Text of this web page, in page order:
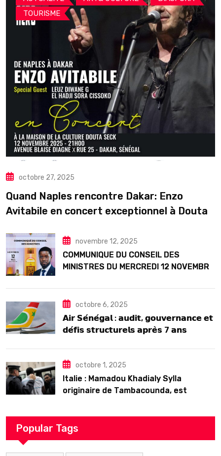
TOURISME
octobre 27, 2025
Quand Naples rencontre Dakar: Enzo
Avitabile en concert exceptionnel à Douta
novembre 12, 2025
COMMUNIQUE DU CONSEIL DES
MINISTRES DU MERCREDI 12 NOVEMBRE
octobre 6, 2025
𝗔𝗶𝗿 𝗦𝗲́𝗻𝗲́𝗴𝗮𝗹 : 𝗮𝘂𝗱𝗶𝘁, 𝗴𝗼𝘂𝘃𝗲𝗿𝗻𝗮𝗻𝗰𝗲 𝗲𝘁
𝗱𝗲́𝗳𝗶𝘀 𝘀𝘁𝗿𝘂𝗰𝘁𝘂𝗿𝗲𝗹𝘀 𝗮𝗽𝗿𝗲̀𝘀 7 𝗮𝗻𝘀
octobre 1, 2025
Italie : Mamadou Khadialy Sylla
originaire de Tambacounda, est
arrestation
Popular Tags